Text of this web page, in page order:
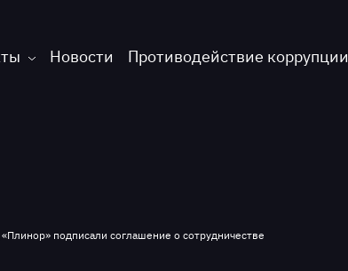
Новости Противодействие коррупции
подписали соглашение о сотрудничестве